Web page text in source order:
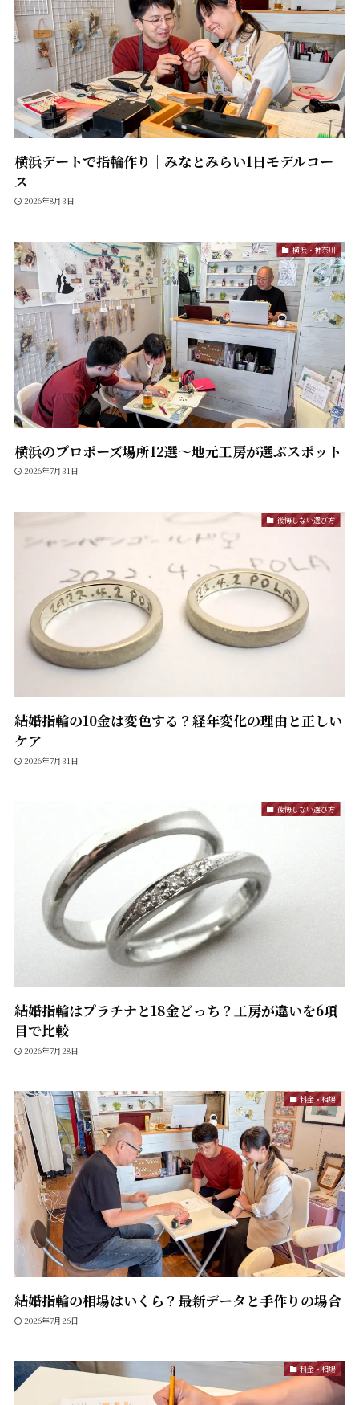
横浜デートで指輪作り｜みなとみらい1日モデルコー
ス
2026年8月3日
横浜・神奈川
横浜のプロポーズ場所12選〜地元工房が選ぶスポット
2026年7月31日
後悔しない選び方
結婚指輪の10金は変色する？経年変化の理由と正しい
ケア
2026年7月31日
後悔しない選び方
結婚指輪はプラチナと18金どっち？工房が違いを6項
目で比較
2026年7月28日
料金・相場
結婚指輪の相場はいくら？最新データと手作りの場合
2026年7月26日
料金・相場